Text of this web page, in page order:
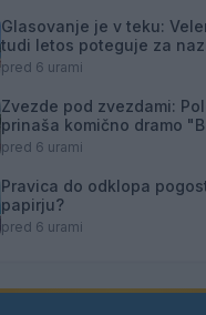
Glasovanje je v teku:
tudi letos poteguje za
kopališče
pred 6 urami
Zvezde pod zvezdami:
prinaša komično dramo
pred 6 urami
Pravica do odklopa
papirju?
pred 6 urami